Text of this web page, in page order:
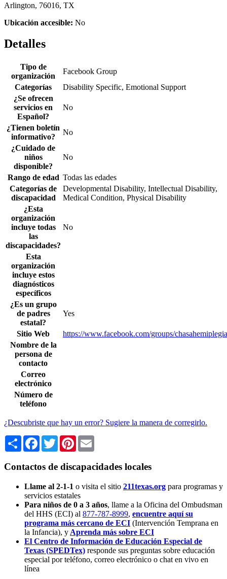
Arlington, 76016, TX
Ubicación accesible: No
Detalles
Tipo de
organización
Facebook Group
Categorías
Disability Specific, Emotional Support
¿Se ofrecen
servicios en
Español?
No
¿Tienen boletín
informativo?
No
¿Cuidado de
niños
disponible?
No
Rango de edad Todas las edades
Categorías de
discapacidad
Developmental Disability, Intellectual Disability,
Medical Condition, Physical Disability
¿Esta
organización
incluye todas
las
discapacidades?
No
Esta
organización
incluye estos
diagnósticos
específicos
¿Es un grupo
de padres
estatal?
Yes
Sitio Web
https://www.facebook.com/groups/
Nombre de la
persona de
contacto
Correo
electrónico
Número de
teléfono
¿Descubriste que hay un error? Sugiere la manera de corregirlo.
Share Facebook
TwitterPinterest
Contactos de discapacidades locales
Llame al 2-1-1 o visita el sitio 211texas.org para programas y
servicios estatales
Para niños de 0 a 3 años, llame a la Oficina del Ombudsman
del HHS (ECI) al 877-787-8999, encuentre aquí su
programa más cercano de ECI (Intervención Temprana en
la Infancia), y Aprenda más sobre ECI
El Centro de Información de Educación Especial de
Texas (SPEDTex) responde sus preguntas sobre educación
especial por teléfono, correo electrónico o chat en vivo en
línea